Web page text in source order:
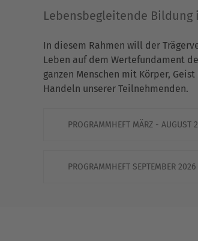
Lebensbegleitende
In diesem Rahmen will der
Leben auf dem Wertefundament
ganzen Menschen mit Körper,
Handeln unserer Teilnehmenden.
PROGRAMMHEFT MÄRZ - AUGUST
PROGRAMMHEFT SEPTEMBER